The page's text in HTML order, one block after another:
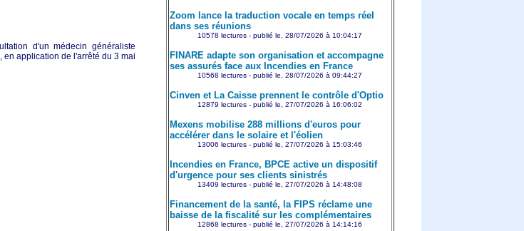
d'un médecin généraliste
application de l'arrêté du 3 mai
Zoom lance la traduction vocale en temps réel
dans ses réunions
10578 lectures - publié le, 28/07/2026 à 10:04:17
FINARE adapte son organisation et accompagne
ses assurés face aux Incendies en France
10568 lectures - publié le, 28/07/2026 à 09:44:27
Cinven et La Caisse prennent le contrôle d'Optio
12879 lectures - publié le, 27/07/2026 à 16:06:02
Mexens mobilise 288 millions d'euros pour
accélérer dans le solaire et l'éolien
13006 lectures - publié le, 27/07/2026 à 15:03:46
Incendies en France, BPCE active un dispositif
d'urgence pour ses clients sinistrés
13409 lectures - publié le, 27/07/2026 à 14:48:08
Financement de la santé, la FIPS réclame une
baisse de la fiscalité sur les complémentaires
12868 lectures - publié le, 27/07/2026 à 14:14:16